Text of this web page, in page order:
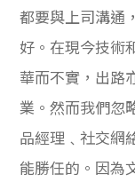
都要與上司溝通
好。在現今技術
華而不實，出路
業。然而我們忽
品經理﹑社交網
能勝任的。因為